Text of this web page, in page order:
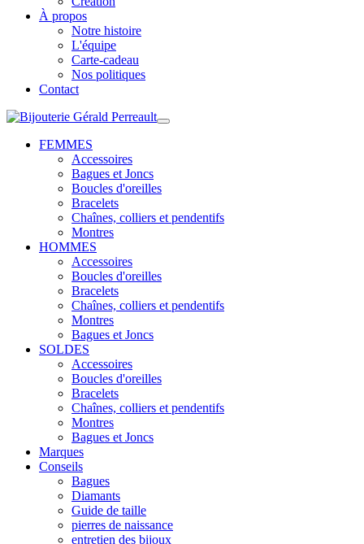
À propos
Notre histoire
L'équipe
Carte-cadeau
Nos politiques
Contact
FEMMES
Accessoires
Bagues et Joncs
Boucles d'oreilles
Bracelets
Chaînes, colliers et pendentifs
Montres
HOMMES
Accessoires
Boucles d'oreilles
Bracelets
Chaînes, colliers et pendentifs
Montres
Bagues et Joncs
SOLDES
Accessoires
Boucles d'oreilles
Bracelets
Chaînes, colliers et pendentifs
Montres
Bagues et Joncs
Marques
Conseils
Bagues
Diamants
Guide de taille
pierres de naissance
entretien des bijoux